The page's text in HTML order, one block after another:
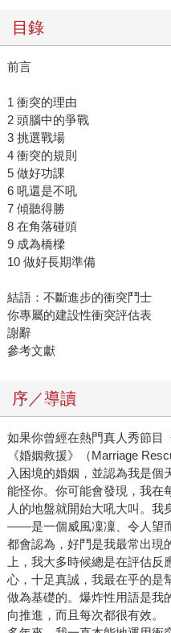
目錄
前言
1 衝突的理由
2 頭腦中的爭戰
3 挑選戰場
4 衝突的規則
5 做好功課
6 吼還是不吼
7 傾聽得勝
8 在角落碰頭
9 成為橋樑
10 做好長期準備
結語：不斷進步的衝突鬥士
你專屬的建設性衝突評估表
謝辭
參考文獻
序／導讀
如果你曾經在熱門真人秀節目
《婚姻救援》（Marriage
入困境的婚姻，並認為我是個
能怪你。你可能會發現，我在
人的地盤就開始大吼大叫。我
——是一個威風凜凜、令人望
都會認為，好鬥是我最常出現
上，我大多時候總是在評估
心，十足真誠，我最在乎的是
做為基礎的。爆炸性用語是我
向推進，而且每次都很有效。